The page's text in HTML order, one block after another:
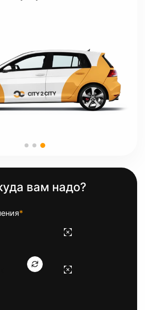
вам надо?
*